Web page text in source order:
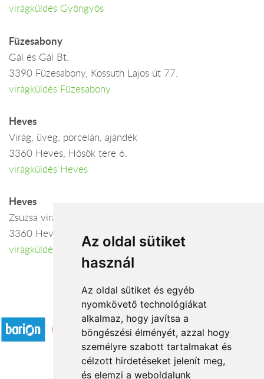
Az oldal sütiket
használ
Az oldal sütiket és egyéb
nyomkövető technológiákat
alkalmaz, hogy javítsa a
böngészési élményét, azzal hogy
személyre szabott tartalmakat és
célzott hirdetéseket jelenít meg,
és elemzi a weboldalunk
virágküldés Gyöngyös
Füzesabony
Gál és Gál Bt.
3390 Füzesabony, Kossuth Lajos út 77.
virágküldés Füzesabony
Heves
Virág, üveg, porcelán, ajándék
3360 Heves, Hősök tere 6.
virágküldés Heves
Heves
Zsuzsa virágbolt
3360 Heves, Gyöngyösi u. 64.
virágküldés Heves
Elfogadott fizetési módok